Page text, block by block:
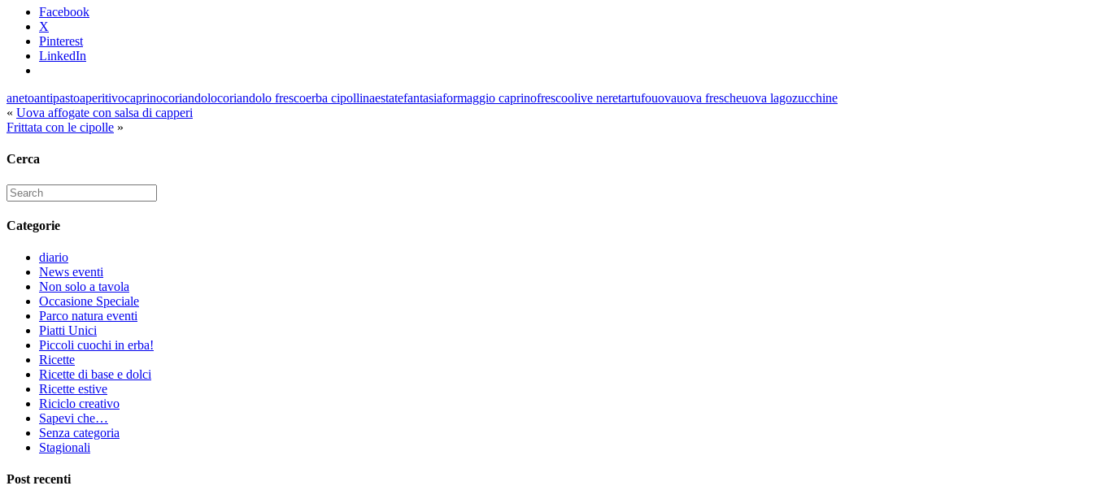
Facebook
X
Pinterest
LinkedIn
anetoantipastoaperitivocaprinocoriandolocoriandolo frescoerba cipollinaestatefantasiaformaggio caprinofrescoolive neretartufouovauova frescheuova lagozucchine
« Uova affogate con salsa di capperi
Frittata con le cipolle »
Cerca
Search
for:
Categorie
diario
News eventi
Non solo a tavola
Occasione Speciale
Parco natura eventi
Piatti Unici
Piccoli cuochi in erba!
Ricette
Ricette di base e dolci
Ricette estive
Riciclo creativo
Sapevi che…
Senza categoria
Stagionali
Post recenti